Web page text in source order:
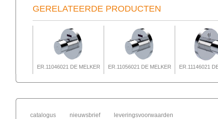
GERELATEERDE PRODUCTEN
ER.11046021 DE MELKER ER.11056021 DE MELKER ER.11146021
catalogus nieuwsbrief leveringsvoorwaarden